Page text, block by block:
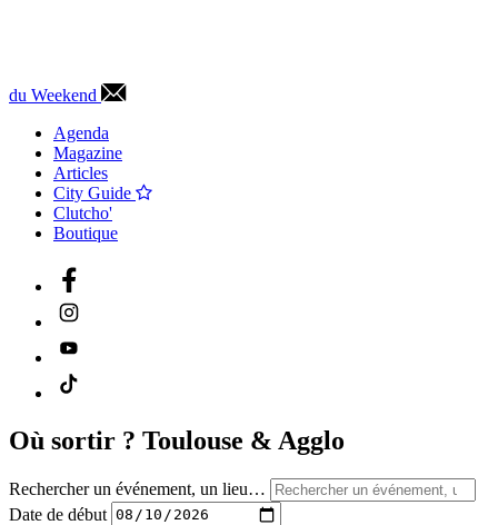
du Weekend
Agenda
Magazine
Articles
City Guide
Clutcho'
Boutique
Où sortir ? Toulouse & Agglo
Rechercher un événement, un lieu…
Date de début